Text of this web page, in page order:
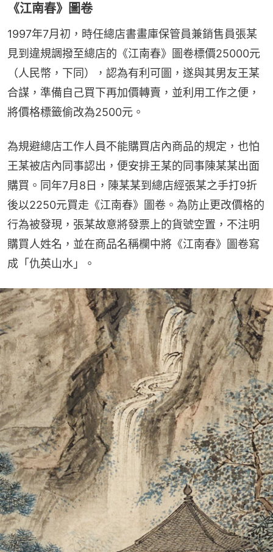
《江南春》圖卷
1997年7月初，時任總店書畫庫保管員兼銷售員張某
見到違規調撥至總店的《江南春》圖卷標價25000元
（人民幣，下同），認為有利可圖，遂與其男友王某
合謀，準備自己買下再加價轉賣，並利用工作之便，
將價格標籤偷改為2500元。
為規避總店工作人員不能購買店內商品的規定，也怕
王某被店內同事認出，便安排王某的同事陳某某出面
購買。同年7月8日，陳某某到總店經張某之手打9折
後以2250元買走《江南春》圖卷。為防止更改價格的
行為被發現，張某故意將發票上的貨號空置，不注明
購買人姓名，並在商品名稱欄中將《江南春》圖卷寫
成「仇英山水」。